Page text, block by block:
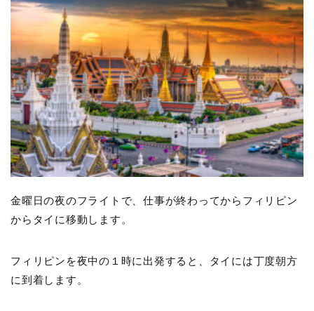
金曜日の夜のフライトで、仕事が終わってからフィリピン
からタイに移動します。
フィリピンを夜中の１時に出発すると、タイには丁度朝方
に到着します。